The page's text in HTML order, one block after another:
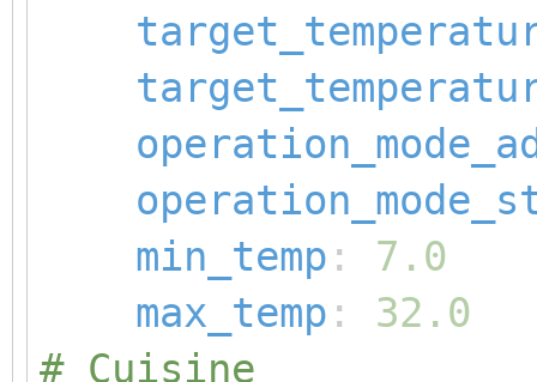
min_temp : 7.0
max_temp : 32.0
# Cuisine